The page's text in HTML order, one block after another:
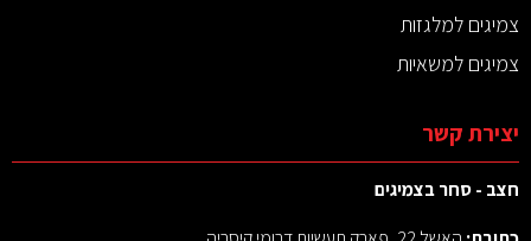
צמיגים למלגזות
צמיגים למשאיות
יצירת קשר
חצב - סחר בצמיגים